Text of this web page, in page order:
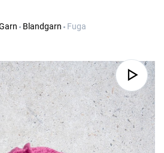
Blandgarn Fuga